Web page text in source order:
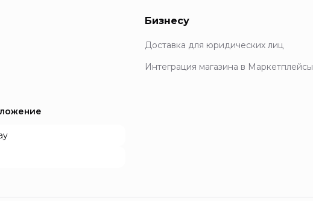
Бизнесу
Доставка для юридических лиц
Интеграция магазина в Маркетплейсы